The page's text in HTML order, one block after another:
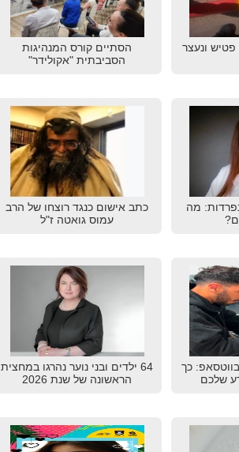
ונעצר
הסתיים קורס המנהיגות
הסביבתית "אקולידר"
מה
כתב אישום כנגד רוצחו של הרב
עמוס גואטה ז"ל
כך
שלכם
64 ילדים ובני נוער נהרגו במחצית
הראשונה של שנת 2026